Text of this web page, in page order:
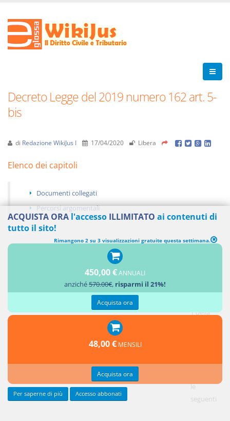
Decreto Legge del 2019 numero 162 art. 5-
bis
di Redazione WikiJus I 17/04/2020 Libera
Elenco dei capitoli
Documenti collegati
Percorsi argomentali
DISPOSIZIONI IN MATERIA DI MEDICI SPECIALIZZANDI E DIRIGENTI
MEDICI DEL SERVIZIO SANITARIO NAZIONALE
1 della
145, sono
le
seguenti
ACQUISTA ORA l'accesso ILLIMITATO ai contenuti di
tutto il sito!
Rimangono 2 su 3 visualizzazioni gratuite questa settimana.
450,00 €ANNUALI
anziché570.00€, risparmi il 21%!
Acquista ora
48,00 € MENSILI
Acquista ora
Per saperne di più Accesso abbonati